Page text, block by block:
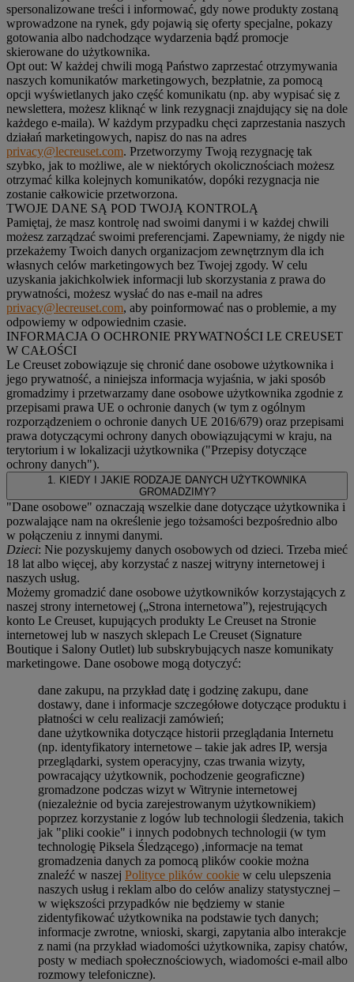
spersonalizowane treści i informować, gdy nowe produkty zostaną
wprowadzone na rynek, gdy pojawią się oferty specjalne, pokazy
gotowania albo nadchodzące wydarzenia bądź promocje
skierowane do użytkownika.
Opt out: W każdej chwili mogą Państwo zaprzestać otrzymywania
naszych komunikatów marketingowych, bezpłatnie, za pomocą
opcji wyświetlanych jako część komunikatu (np. aby wypisać się z
newslettera, możesz kliknąć w link rezygnacji znajdujący się na dole
każdego e-maila). W każdym przypadku chęci zaprzestania naszych
działań marketingowych, napisz do nas na adres
privacy@lecreuset.com. Przetworzymy Twoją rezygnację tak
szybko, jak to możliwe, ale w niektórych okolicznościach możesz
otrzymać kilka kolejnych komunikatów, dopóki rezygnacja nie
zostanie całkowicie przetworzona.
TWOJE DANE SĄ POD TWOJĄ KONTROLĄ
Pamiętaj, że masz kontrolę nad swoimi danymi i w każdej chwili
możesz zarządzać swoimi preferencjami. Zapewniamy, że nigdy nie
przekażemy Twoich danych organizacjom zewnętrznym dla ich
własnych celów marketingowych bez Twojej zgody. W celu
uzyskania jakichkolwiek informacji lub skorzystania z prawa do
prywatności, możesz wysłać do nas e-mail na adres
privacy@lecreuset.com, aby poinformować nas o problemie, a my
odpowiemy w odpowiednim czasie.
INFORMACJA O OCHRONIE PRYWATNOŚCI LE CREUSET
W CAŁOŚCI
Le Creuset zobowiązuje się chronić dane osobowe użytkownika i
jego prywatność, a niniejsza informacja wyjaśnia, w jaki sposób
gromadzimy i przetwarzamy dane osobowe użytkownika zgodnie z
przepisami prawa UE o ochronie danych (w tym z ogólnym
rozporządzeniem o ochronie danych UE 2016/679) oraz przepisami
prawa dotyczącymi ochrony danych obowiązującymi w kraju, na
terytorium i w lokalizacji użytkownika ("Przepisy dotyczące
ochrony danych").
1. KIEDY I JAKIE RODZAJE DANYCH UŻYTKOWNIKA
GROMADZIMY?
"Dane osobowe" oznaczają wszelkie dane dotyczące użytkownika i
pozwalające nam na określenie jego tożsamości bezpośrednio albo
w połączeniu z innymi danymi.
Dzieci: Nie pozyskujemy danych osobowych od dzieci. Trzeba mieć
18 lat albo więcej, aby korzystać z naszej witryny internetowej i
naszych usług.
Możemy gromadzić dane osobowe użytkowników korzystających z
naszej strony internetowej („Strona internetowa”), rejestrujących
konto Le Creuset, kupujących produkty Le Creuset na Stronie
internetowej lub w naszych sklepach Le Creuset (Signature
Boutique i Salony Outlet) lub subskrybujących nasze komunikaty
marketingowe. Dane osobowe mogą dotyczyć:
dane zakupu, na przykład datę i godzinę zakupu, dane
dostawy, dane i informacje szczegółowe dotyczące produktu i
płatności w celu realizacji zamówień;
dane użytkownika dotyczące historii przeglądania Internetu
(np. identyfikatory internetowe – takie jak adres IP, wersja
przeglądarki, system operacyjny, czas trwania wizyty,
powracający użytkownik, pochodzenie geograficzne)
gromadzone podczas wizyt w Witrynie internetowej
(niezależnie od bycia zarejestrowanym użytkownikiem)
poprzez korzystanie z logów lub technologii śledzenia, takich
jak "pliki cookie" i innych podobnych technologii (w tym
technologię Piksela Śledzącego) ,informacje na temat
gromadzenia danych za pomocą plików cookie można
znaleźć w naszej Polityce plików cookie w celu ulepszenia
naszych usług i reklam albo do celów analizy statystycznej –
w większości przypadków nie będziemy w stanie
zidentyfikować użytkownika na podstawie tych danych;
informacje zwrotne, wnioski, skargi, zapytania albo interakcje
z nami (na przykład wiadomości użytkownika, zapisy chatów,
posty w mediach społecznościowych, wiadomości e-mail albo
rozmowy telefoniczne).